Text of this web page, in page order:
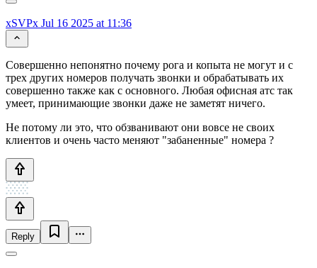
xSVPx Jul 16 2025 at 11:36
Совершенно непонятно почему рога и копыта не могут и с
трех других номеров получать звонки и обрабатывать их
совершенно также как с основного. Любая офисная атс так
умеет, принимающие звонки даже не заметят ничего.
Не потому ли это, что обзванивают они вовсе не своих
клиентов и очень часто меняют "забаненные" номера ?
Reply